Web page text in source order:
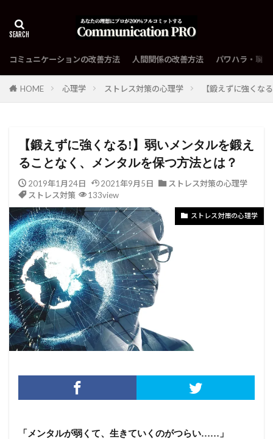
コミュニケーションの改善方法 人間関係の改善方法 パワハラ・職
HOME 心理学 ストレス対策の心理学 【鍛えずに強くな
【鍛えずに強くなる!】弱いメンタルを鍛え
ることなく、メンタルを保つ方法とは？
2019年1月24日 2021年9月5日
ストレス対策の心理学
ストレス対策
133view
ストレス対策の心理学
「メンタルが弱くて、生きていくのがつらい……」